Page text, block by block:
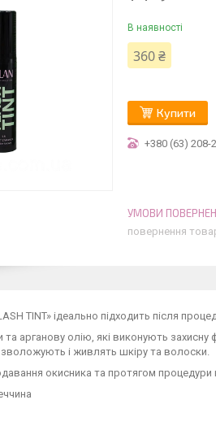
В наявності
360 ₴
Купити
+380 (63) 208-
повернення
TINT» ідеально підходить після
арганову олію, які виконують захисну
зволожують і живлять шкіру та волоски.
окисника та протягом